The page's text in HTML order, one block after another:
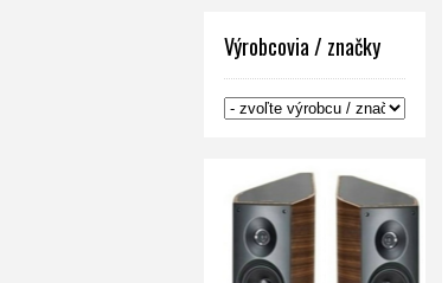
Výrobcovia / značky